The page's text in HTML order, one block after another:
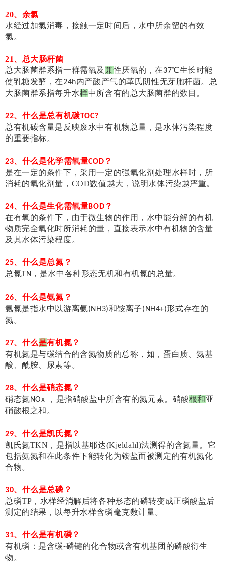
20、余氯
水经过加氯消毒，接触一定时间后，水中所余留的有效
氯。
21、总大肠杆菌
总大肠菌群系指一群需氧及 兼性厌氧的，在37℃生长时能
使乳糖发酵，在24h内产酸产气的革氏阴性无芽胞杆菌。总
大肠菌群系指每升水样中所含有的总大肠菌群的数目。
22、什么是总有机碳TOC?
总有机碳含量是反映废水中有机物总量，是水体污染程度
的重要指标。
23、什么是化学需氧量COD ？
是在一定的条件下，采用一定的强氧化剂处理水样时，所
消耗的氧化剂量，COD数值越大，说明水体污染越严重。
24、什么是生化需氧量BOD ？
在有氧的条件下，由于微生物的作用，水中能分解的有机
物质完全氧化时所消耗的量，直接表示水中有机物的含量
及其水体污染程度。
25、什么是总氮？
总氮 TN ，是水中各种形态无机和有机氮的总量。
26、什么是氨氮？
氨氮是指水中以游离氨(NH3)和铵离子(NH4+)形式存在的
氮。
27、什么是有机氮？
有机氮是与碳结合的含氮物质的总称，如，蛋白质、氨基
酸、酰胺、尿素等。
28、什么是硝态氮？
硝态氮NOxˉ，是指硝酸盐中所含有的氮元素。硝酸根和亚
硝酸根之和。
29、什么是凯氏氮？
凯氏氮TKN，是指以基耶达(Kjeldahl)法测得的含氮量。它
包括氨氮和在此条件下能转化为铵盐而被测定的有机氮化
合物。
30、什么是总磷？
总磷TP，水样经消解后将各种形态的磷转变成正磷酸盐后
测定的结果，以每升水样含磷毫克数计量。
31、什么是有机磷？
有机磷：是含碳-磷键的化合物或含有机基团的磷酸衍生
物。